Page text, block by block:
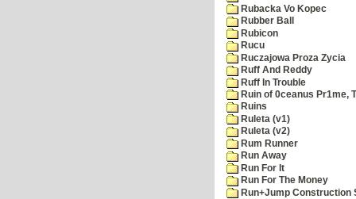
Rubacka Vo Kopec
Rubber Ball
Rubicon
Rucu
Ruczajowa Proza Zycia
Ruff And Reddy
Ruff In Trouble
Ruin of 0ceanus Pr1me,
Ruins
Ruleta (v1)
Ruleta (v2)
Rum Runner
Run Away
Run For It
Run For The Money
Run+Jump Construction